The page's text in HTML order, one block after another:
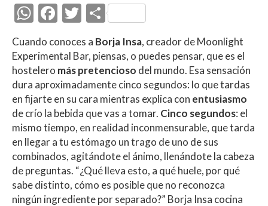
W
h
at
s
A
p
p
F
e
b
o
o
k
T
itt
er
C
o
m
p
ar
ti
r
Cuando conoces a Borja Insa, creador de Moonlight
Experimental Bar, piensas, o puedes pensar, que es el
hostelero más pretencioso del mundo. Esa sensación
dura aproximadamente cinco segundos: lo que tardas
en fijarte en su cara mientras explica con entusiasmo
de crío la bebida que vas a tomar. Cinco segundos: el
mismo tiempo, en realidad inconmensurable, que tarda
en llegar a tu estómago un trago de uno de sus
combinados, agitándote el ánimo, llenándote la cabeza
de preguntas. “¿Qué lleva esto, a qué huele, por qué
sabe distinto, cómo es posible que no reconozca
ningún ingrediente por separado?” Borja Insa cocina